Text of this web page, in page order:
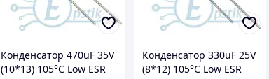
Конденсатор 470uF 35V
(10*13) 105°C Low ESR
Конденсатор 330uF 25V
(8*12) 105°C Low ESR